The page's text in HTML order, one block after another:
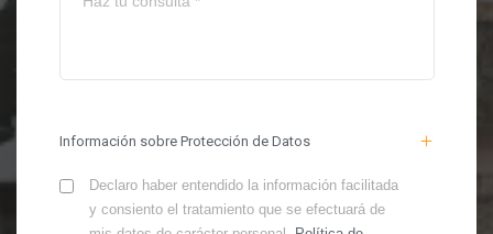
Información sobre Protección de Datos
Declaro haber entendido la información facilitada
y consiento el tratamiento que se efectuará de